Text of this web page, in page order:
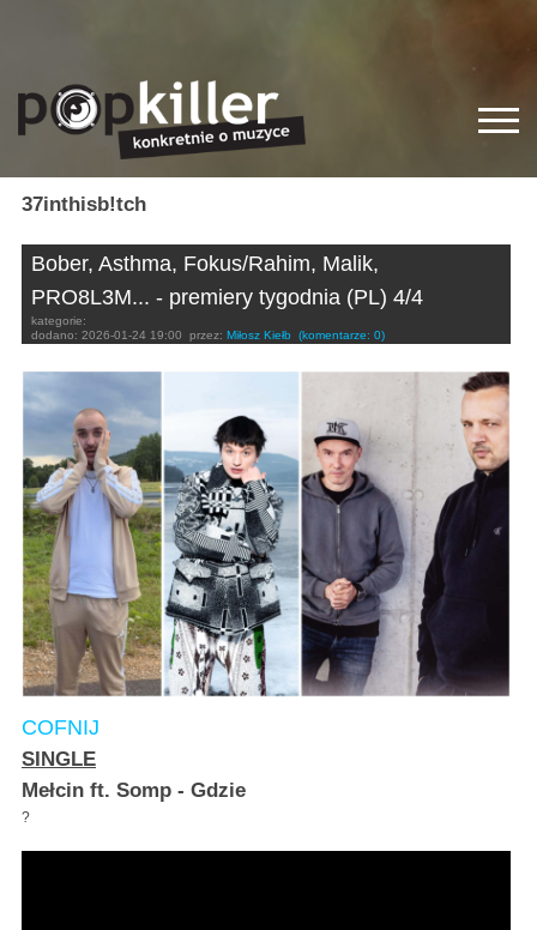
37inthisb!tch
Bober, Asthma, Fokus/Rahim, Malik,
PRO8L3M... - premiery tygodnia (PL) 4/4
kategorie:
dodano: 2026-01-24 19:00 przez: Miłosz Kiełb (komentarze: 0)
COFNIJ
SINGLE
Mełcin ft. Somp - Gdzie
?